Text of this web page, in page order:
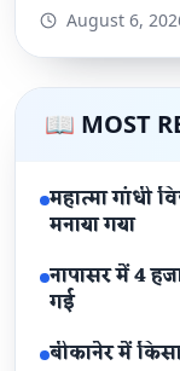
August 6,
📖 MOST
महात्मा गांधी
मनाया गया
नापासर में 4
गई
बीकानेर में